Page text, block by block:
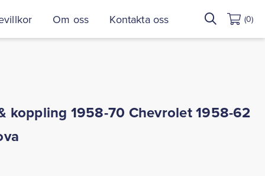
Om oss Kontakta oss
Sök
efter:
(0)
koppling 1958-70 Chevrolet 1958-62